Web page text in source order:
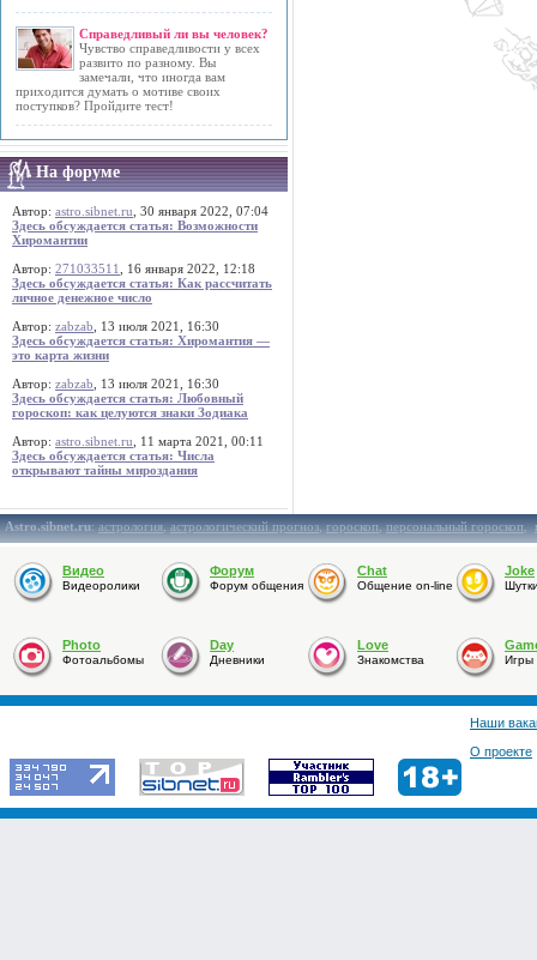
Справедливый ли вы человек?
Чувство справедливости у всех
развито по разному. Вы
замечали, что иногда вам
приходится думать о мотиве своих
поступков? Пройдите тест!
На форуме
Автор: astro.sibnet.ru , 30 января 2022, 07:04
Здесь обсуждается статья: Возможности
Хиромантии
Автор: 271033511
, 16 января 2022, 12:18
Здесь обсуждается статья: Как рассчитать
личное денежное число
Автор: zabzab , 13 июля 2021, 16:30
Здесь обсуждается статья: Хиромантия —
это карта жизни
Автор: zabzab , 13 июля 2021, 16:30
Здесь обсуждается статья: Любовный
гороскоп: как целуются знаки Зодиака
Автор: astro.sibnet.ru , 11 марта 2021, 00:11
Здесь обсуждается статья: Числа
открывают тайны мироздания
Astro.sibnet.ru:астрология,астрологический прогноз,гороскоп,персональный гороскоп,
Видео
Видеоролики
Форум
Форум общения
Chat
Общение on-line
Joke
Photo
Фотоальбомы
Day
Дневники
Love
Знакомства Игры
Наши
О проекте